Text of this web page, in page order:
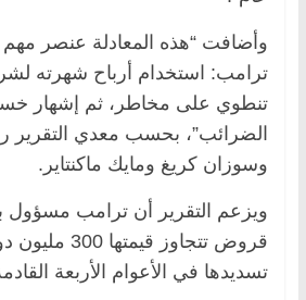
وأضافت “هذه المعادلة عنصر مهم
ترامب: استخدام أرباح شهرته
تنطوي على مخاطر، ثم إشهار
الضرائب”، بحسب معدي التقرير
وسوزان كريغ ومايك ماكنتاير.
ويزعم التقرير أن ترامب
قروض تتجاوز
تسديدها في الأعوام الأربعة